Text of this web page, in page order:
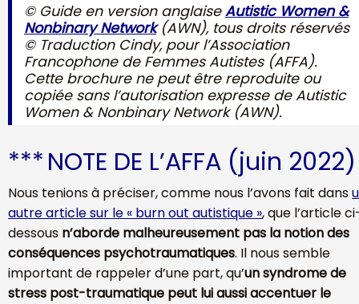
© Guide en version anglaiseAutistic Women &
Nonbinary Network(AWN), tous droits réservés
© Traduction Cindy, pour l’Association
Francophone de Femmes Autistes (AFFA).
Cette brochure ne peut être reproduite ou
copiée sans l’autorisation expresse de Autistic
Women & Nonbinary Network (AWN).
***NOTE DE L’AFFA (juin 2022)
Nous tenions à préciser, comme nous l’avons fait dans
autre article sur le « burn out autistique », que l’article
dessous n’aborde malheureusement pas la notion des
conséquences psychotraumatiques. Il nous semble
important de rappeler d’une part, qu’un syndrome de
stress post-traumatique peut lui aussi accentuer le